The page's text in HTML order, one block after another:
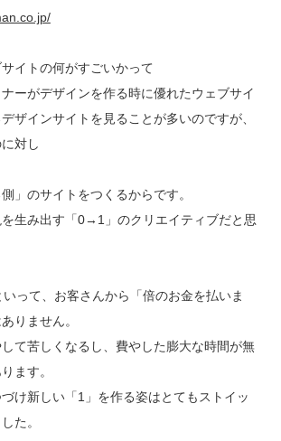
イトの何がすごいかって
ーがデザインを作る時に優れたウェブサイ
ザインサイトを見ることが多いのですが、
対し
」のサイトをつくるからです。
生み出す「0→1」のクリエイティブだと思
って、お客さんから「倍のお金を払いま
りません。
て苦しくなるし、費やした膨大な時間が無
ます。
け新しい「1」を作る姿はとてもストイッ
た。